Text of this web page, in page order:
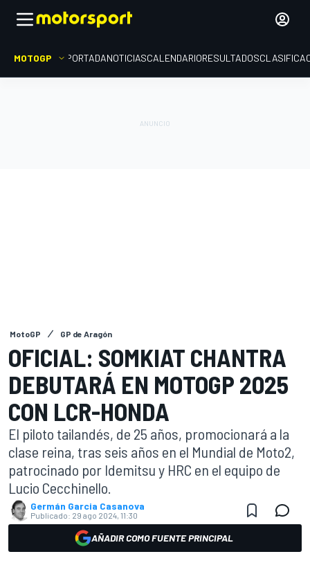
MOTOGP PORTADANOTICIASCALENDARIORESULTADOS
MotoGP GP de Aragón
OFICIAL: SOMKIAT CHANTRA
DEBUTARÁ EN MOTOGP 2025
CON LCR-HONDA
El piloto tailandés, de 25 años, promocionará a la
clase reina, tras seis años en el Mundial de Moto2,
patrocinado por Idemitsu y HRC en el equipo de
Lucio Cecchinello.
Germán Garcia Casanova
Publicado: 29 ago 2024, 11:30
AÑADIR COMO FUENTE PRINCIPAL